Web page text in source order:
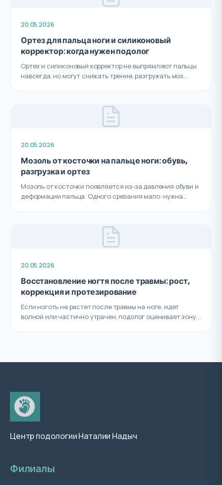
20.05.2026
Ортез для пальца ноги и силиконовый
корректор: когда нужен подолог
Ортез и силиконовый корректор не выпрямляют пальцы
навсегда, но могут снижать трение, разгружать моз...
20.05.2026
Мозоль от косточки на пальце ноги: обувь,
разгрузка и ортез
Мозоль от косточки появляется из-за давления обуви и
деформации пальца. Одного срезания мало: нужна...
20.05.2026
Восстановление ногтя после травмы: рост,
коррекция и протезирование
Если ноготь не растет после травмы на ноге, идет
волной или частично утрачен, подолог оценивает зону...
Центр подологии Наталии Надыч
Филиалы